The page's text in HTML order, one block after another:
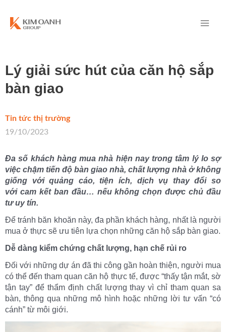
Lý giải sức hút của căn hộ sắp
bàn giao
Tin tức thị trường/
19/10/2023
Đa số khách hàng mua nhà hiện nay trong tâm lý lo sợ
việc chậm tiến độ bàn giao nhà, chất lượng nhà ở không
giống với quảng cáo, tiện ích, dịch vụ thay đổi so
với cam kết ban đầu… nếu không chọn được chủ đầu
tư uy tín.
Để tránh băn khoăn này, đa phần khách hàng, nhất là người
mua ở thực sẽ ưu tiên lựa chọn những căn hộ sắp bàn giao.
Dễ dàng kiểm chứng chất lượng, hạn chế rủi ro
Đối với những dự án đã thi công gần hoàn thiện, người mua
có thể đến tham quan căn hộ thực tế, được “thấy tận mắt, sờ
tận tay” để thẩm định chất lượng thay vì chỉ tham quan sa
bàn, thông qua những mô hình hoặc những lời tư vấn “có
cánh” từ môi giới.